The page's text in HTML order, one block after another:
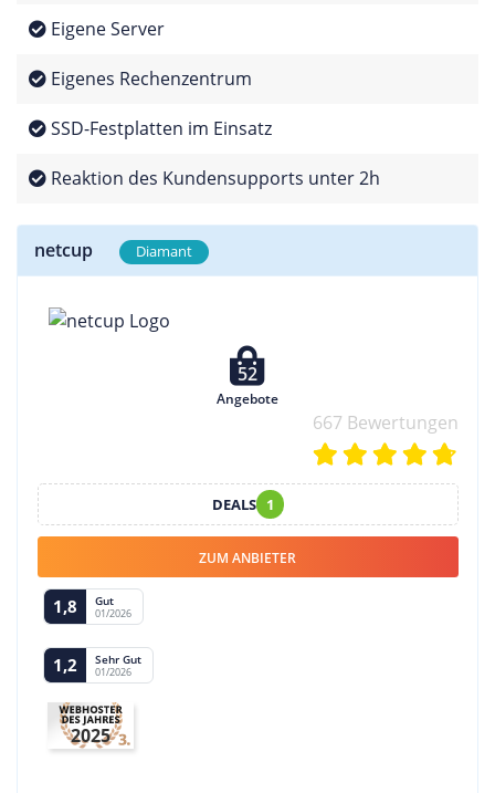
Eigene Server
Eigenes Rechenzentrum
SSD-Festplatten im Einsatz
Reaktion des Kundensupports unter 2h
netcup Diamant
52
Angebote
667 Bewertungen
DEALS 1
ZUM ANBIETER
1,8 Gut
01/2026
1,2 Sehr Gut
01/2026
2025